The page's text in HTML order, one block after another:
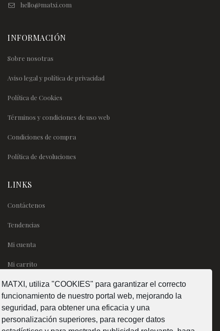
MATXI, utiliza "COOKIES" para garantizar el correcto
funcionamiento de nuestro portal web, mejorando la
seguridad, para obtener una eficacia y una
personalización superiores, para recoger datos
hello@matxi.com
INFORMACIÓN
Sobre nosotras
Aviso legal y política de privacidad
Política de Cookies
Términos y condiciones de uso web
Condiciones de compra
Política de devoluciones
LINKS
Contáctenos
Tendencias
Mi cuenta
Mi carrito
SÍGUENOS